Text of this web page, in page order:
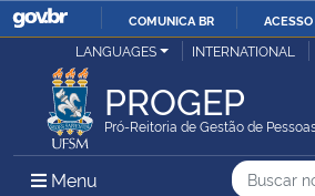
IR
COMUNICA BR
Ministério da Justiça e Segurança Pública
Ministério da Defesa
LANGUAGES INTERNATIONAL
PROGEP
Pró-Reitoria de Gestão de
Menu Menu Principal do Sítio
Busca
Busca: